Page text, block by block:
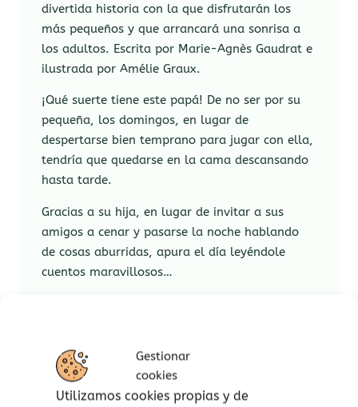
Gestionar
cookies
Utilizamos cookies propias y de
divertida historia con la que disfrutarán los
más pequeños y que arrancará una sonrisa a
los adultos. Escrita por Marie-Agnès Gaudrat e
ilustrada por Amélie Graux.
¡Qué suerte tiene este papá! De no ser por su
pequeña, los domingos, en lugar de
despertarse bien temprano para jugar con ella,
tendría que quedarse en la cama descansando
hasta tarde.
Gracias a su hija, en lugar de invitar a sus
amigos a cenar y pasarse la noche hablando
de cosas aburridas, apura el día leyéndole
cuentos maravillosos…
Lee las primeras páginas aquí.